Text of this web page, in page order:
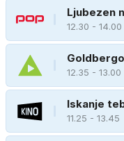
Ljubezen
12.30 - 14.00
12.35 - 13.00
Iskanje
11.25 - 13.45